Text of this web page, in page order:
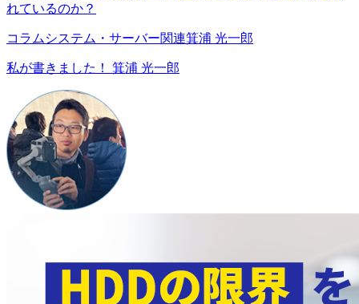
れているのか？
コラム システム・サーバー関連箕浦 光一郎
私が書きました！ 箕浦 光一郎